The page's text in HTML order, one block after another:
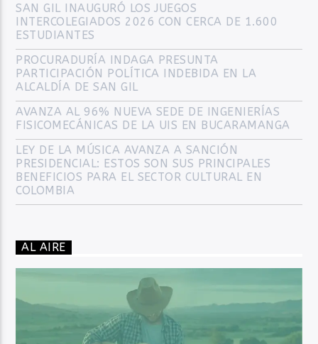
SAN GIL INAUGURÓ LOS JUEGOS
INTERCOLEGIADOS 2026 CON CERCA DE 1.600
ESTUDIANTES
PROCURADURÍA INDAGA PRESUNTA
PARTICIPACIÓN POLÍTICA INDEBIDA EN LA
ALCALDÍA DE SAN GIL
AVANZA AL 96% NUEVA SEDE DE INGENIERÍAS
FISICOMECÁNICAS DE LA UIS EN BUCARAMANGA
LEY DE LA MÚSICA AVANZA A SANCIÓN
PRESIDENCIAL: ESTOS SON SUS PRINCIPALES
BENEFICIOS PARA EL SECTOR CULTURAL EN
COLOMBIA
AL AIRE